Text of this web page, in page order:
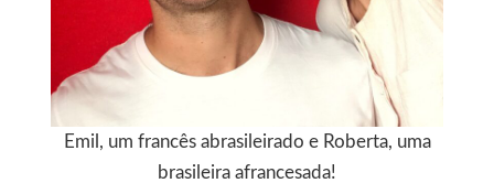
Emil, um francês abrasileirado e Roberta, uma
brasileira afrancesada!